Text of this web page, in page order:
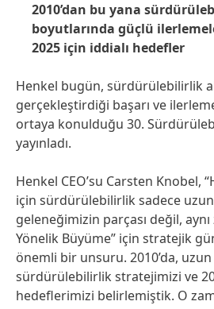
2010’dan bu yana
boyutlarında güçlü
2025 için iddialı hedefler
Henkel bugün, sürdürülebilirlik
gerçekleştirdiği başarı ve
ortaya konulduğu 30.
yayınladı.
Henkel CEO’su Carsten Knobel,
için sürdürülebilirlik sadece
geleneğimizin parçası değil,
Yönelik Büyüme” için stratejik
önemli bir unsuru. 2010’da,
sürdürülebilirlik stratejimizi ve
hedeflerimizi belirlemiştik. O